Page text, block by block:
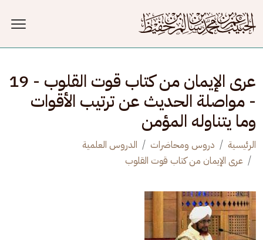
عرى الإيمان من كتاب قوت القلوب - 19
- مواصلة الحديث عن ترتيب الأقوات
وما يتناوله المؤمن
الرئيسية دروس ومحاضرات
الدروس العلمية
عرى الإيمان من كتاب قوت القلوب